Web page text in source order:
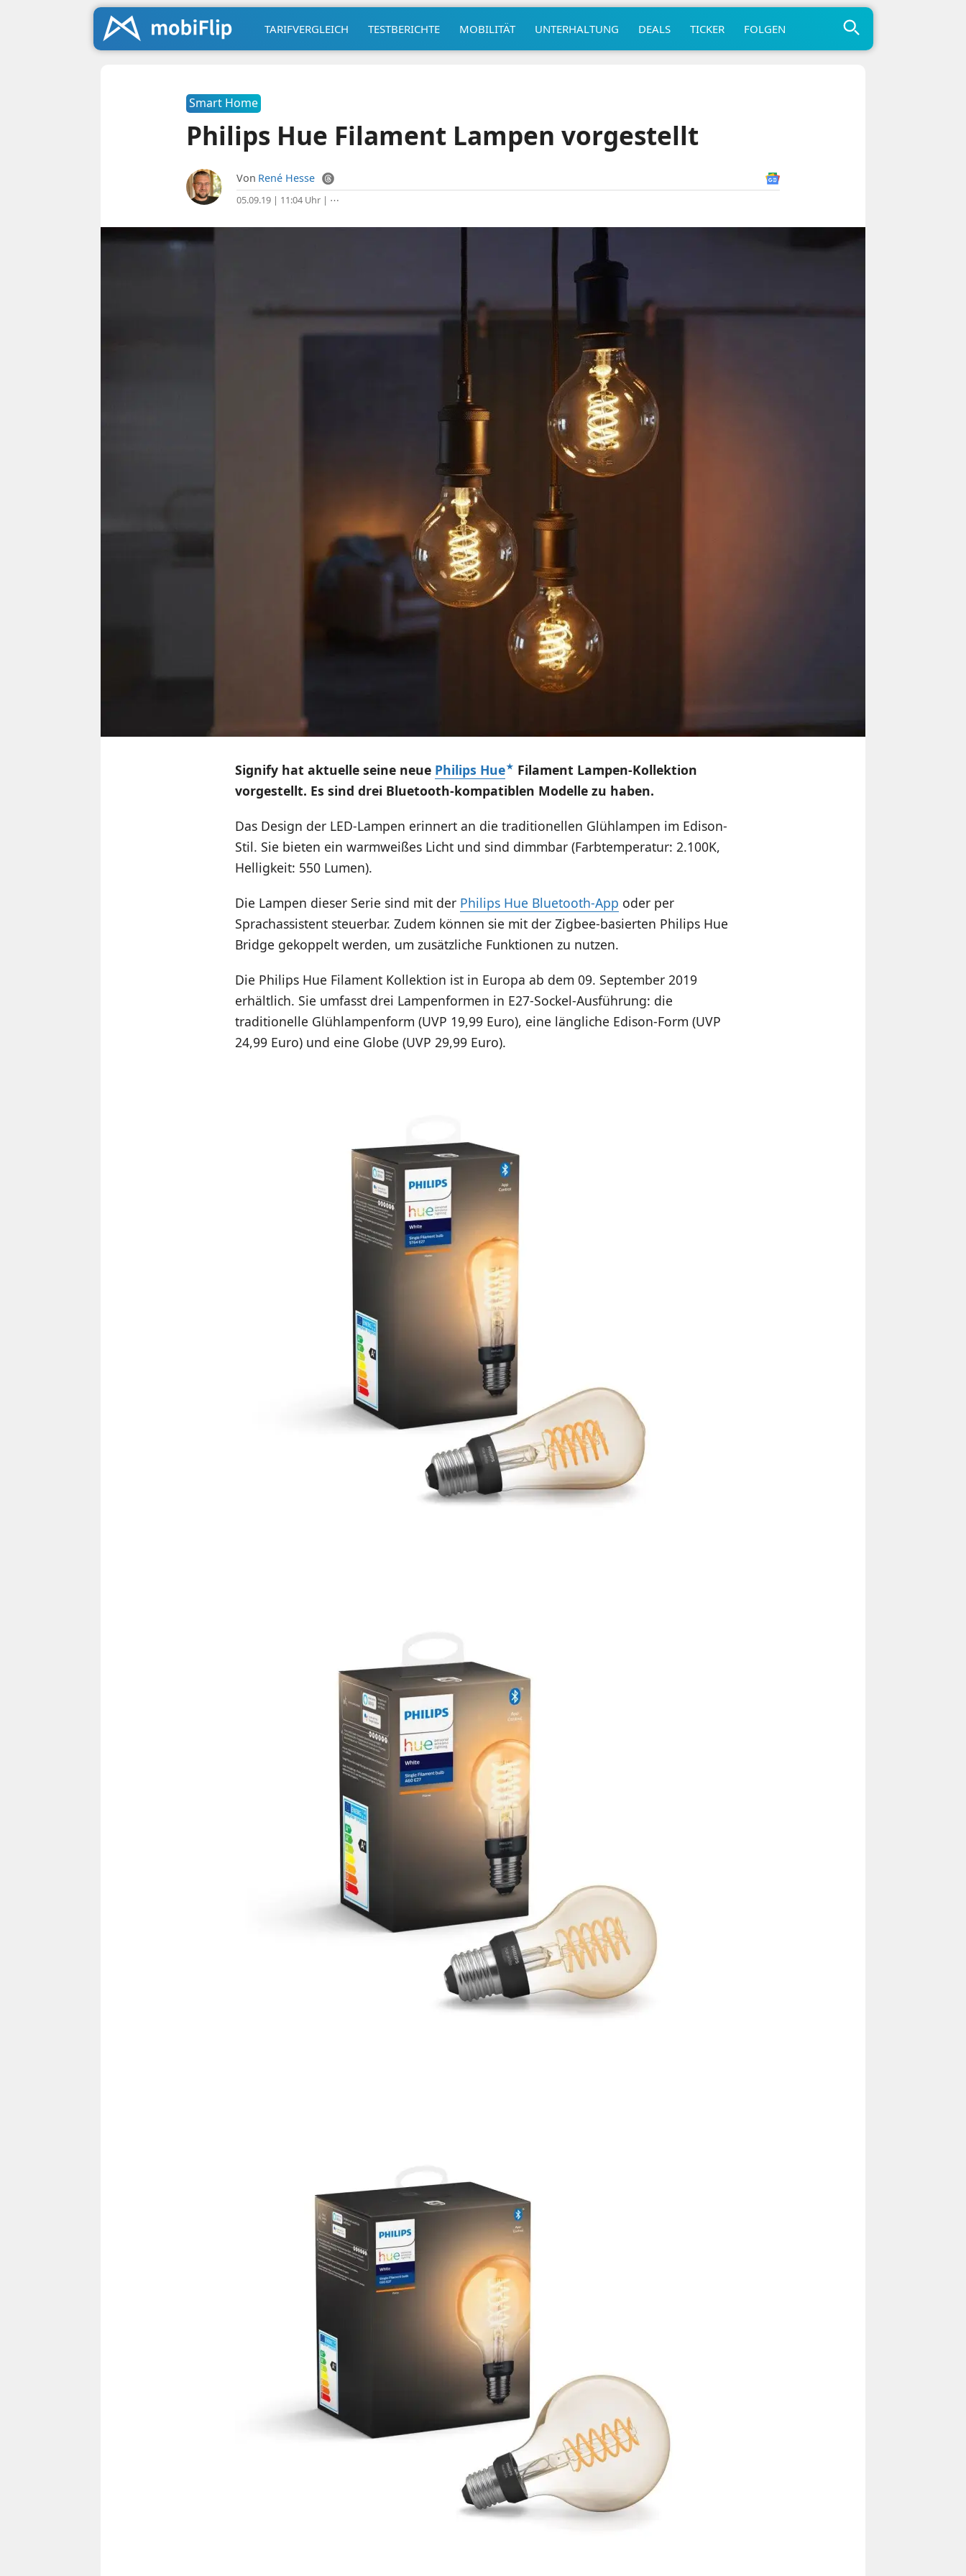
TARIFVERGLEICH TESTBERICHTE MOBILITÄT UNTERHALTUNG DEALS TICKER FOLGEN
Smart Home
Philips Hue Filament Lampen vorgestellt
Von René Hesse
05.09.19 | 11:04 Uhr| ⋯
Signify hat aktuelle seine neue Philips Hue
Filament Lampen-Kollektion
vorgestellt. Es sind drei Bluetooth-kompatiblen Modelle zu haben.
Das Design der LED-Lampen erinnert an die traditionellen Glühlampen im Edison-
Stil. Sie bieten ein warmweißes Licht und sind dimmbar (Farbtemperatur: 2.100K,
Helligkeit: 550 Lumen).
Die Lampen dieser Serie sind mit der Philips Hue Bluetooth-App oder per
Sprachassistent steuerbar. Zudem können sie mit der Zigbee-basierten Philips Hue
Bridge gekoppelt werden, um zusätzliche Funktionen zu nutzen.
Die Philips Hue Filament Kollektion ist in Europa ab dem 09. September 2019
erhältlich. Sie umfasst drei Lampenformen in E27-Sockel-Ausführung: die
traditionelle Glühlampenform (UVP 19,99 Euro), eine längliche Edison-Form (UVP
24,99 Euro) und eine Globe (UVP 29,99 Euro).